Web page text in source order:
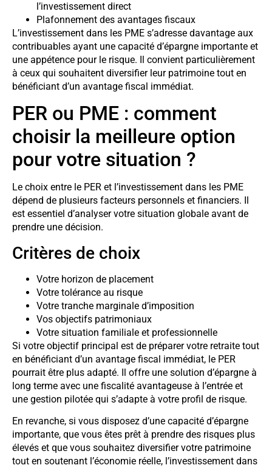
l’investissement direct
Plafonnement des avantages fiscaux
L’investissement dans les PME s’adresse davantage aux
contribuables ayant une capacité d’épargne importante et
une appétence pour le risque. Il convient particulièrement
à ceux qui souhaitent diversifier leur patrimoine tout en
bénéficiant d’un avantage fiscal immédiat.
PER ou PME : comment
choisir la meilleure option
pour votre situation ?
Le choix entre le PER et l’investissement dans les PME
dépend de plusieurs facteurs personnels et financiers. Il
est essentiel d’analyser votre situation globale avant de
prendre une décision.
Critères de choix
Votre horizon de placement
Votre tolérance au risque
Votre tranche marginale d’imposition
Vos objectifs patrimoniaux
Votre situation familiale et professionnelle
Si votre objectif principal est de préparer votre retraite tout
en bénéficiant d’un avantage fiscal immédiat, le PER
pourrait être plus adapté. Il offre une solution d’épargne à
long terme avec une fiscalité avantageuse à l’entrée et
une gestion pilotée qui s’adapte à votre profil de risque.
En revanche, si vous disposez d’une capacité d’épargne
importante, que vous êtes prêt à prendre des risques plus
élevés et que vous souhaitez diversifier votre patrimoine
tout en soutenant l’économie réelle, l’investissement dans